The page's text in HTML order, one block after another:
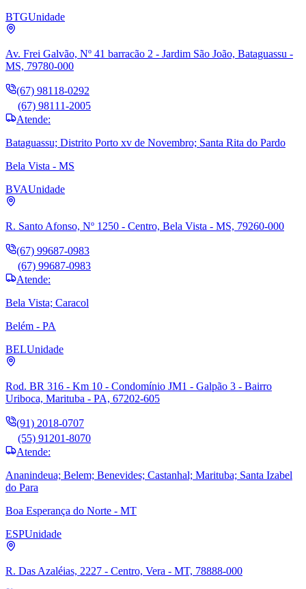
BTGUnidade
Av. Frei Galvão, Nº 41 barracão 2 - Jardim São João, Bataguassu -
MS, 79780-000
(67) 98118-0292
(67) 98111-2005
Atende:
Bataguassu; Distrito Porto xv de Novembro; Santa Rita do Pardo
Bela Vista - MS
BVAUnidade
R. Santo Afonso, Nº 1250 - Centro, Bela Vista - MS, 79260-000
(67) 99687-0983
(67) 99687-0983
Atende:
Bela Vista; Caracol
Belém - PA
BELUnidade
Rod. BR 316 - Km 10 - Condomínio JM1 - Galpão 3 - Bairro
Uriboca, Marituba - PA, 67202-605
(91) 2018-0707
(55) 91201-8070
Atende:
Ananindeua; Belem; Benevides; Castanhal; Marituba; Santa Izabel
do Para
Boa Esperança do Norte - MT
ESPUnidade
R. Das Azaléias, 2227 - Centro, Vera - MT, 78888-000